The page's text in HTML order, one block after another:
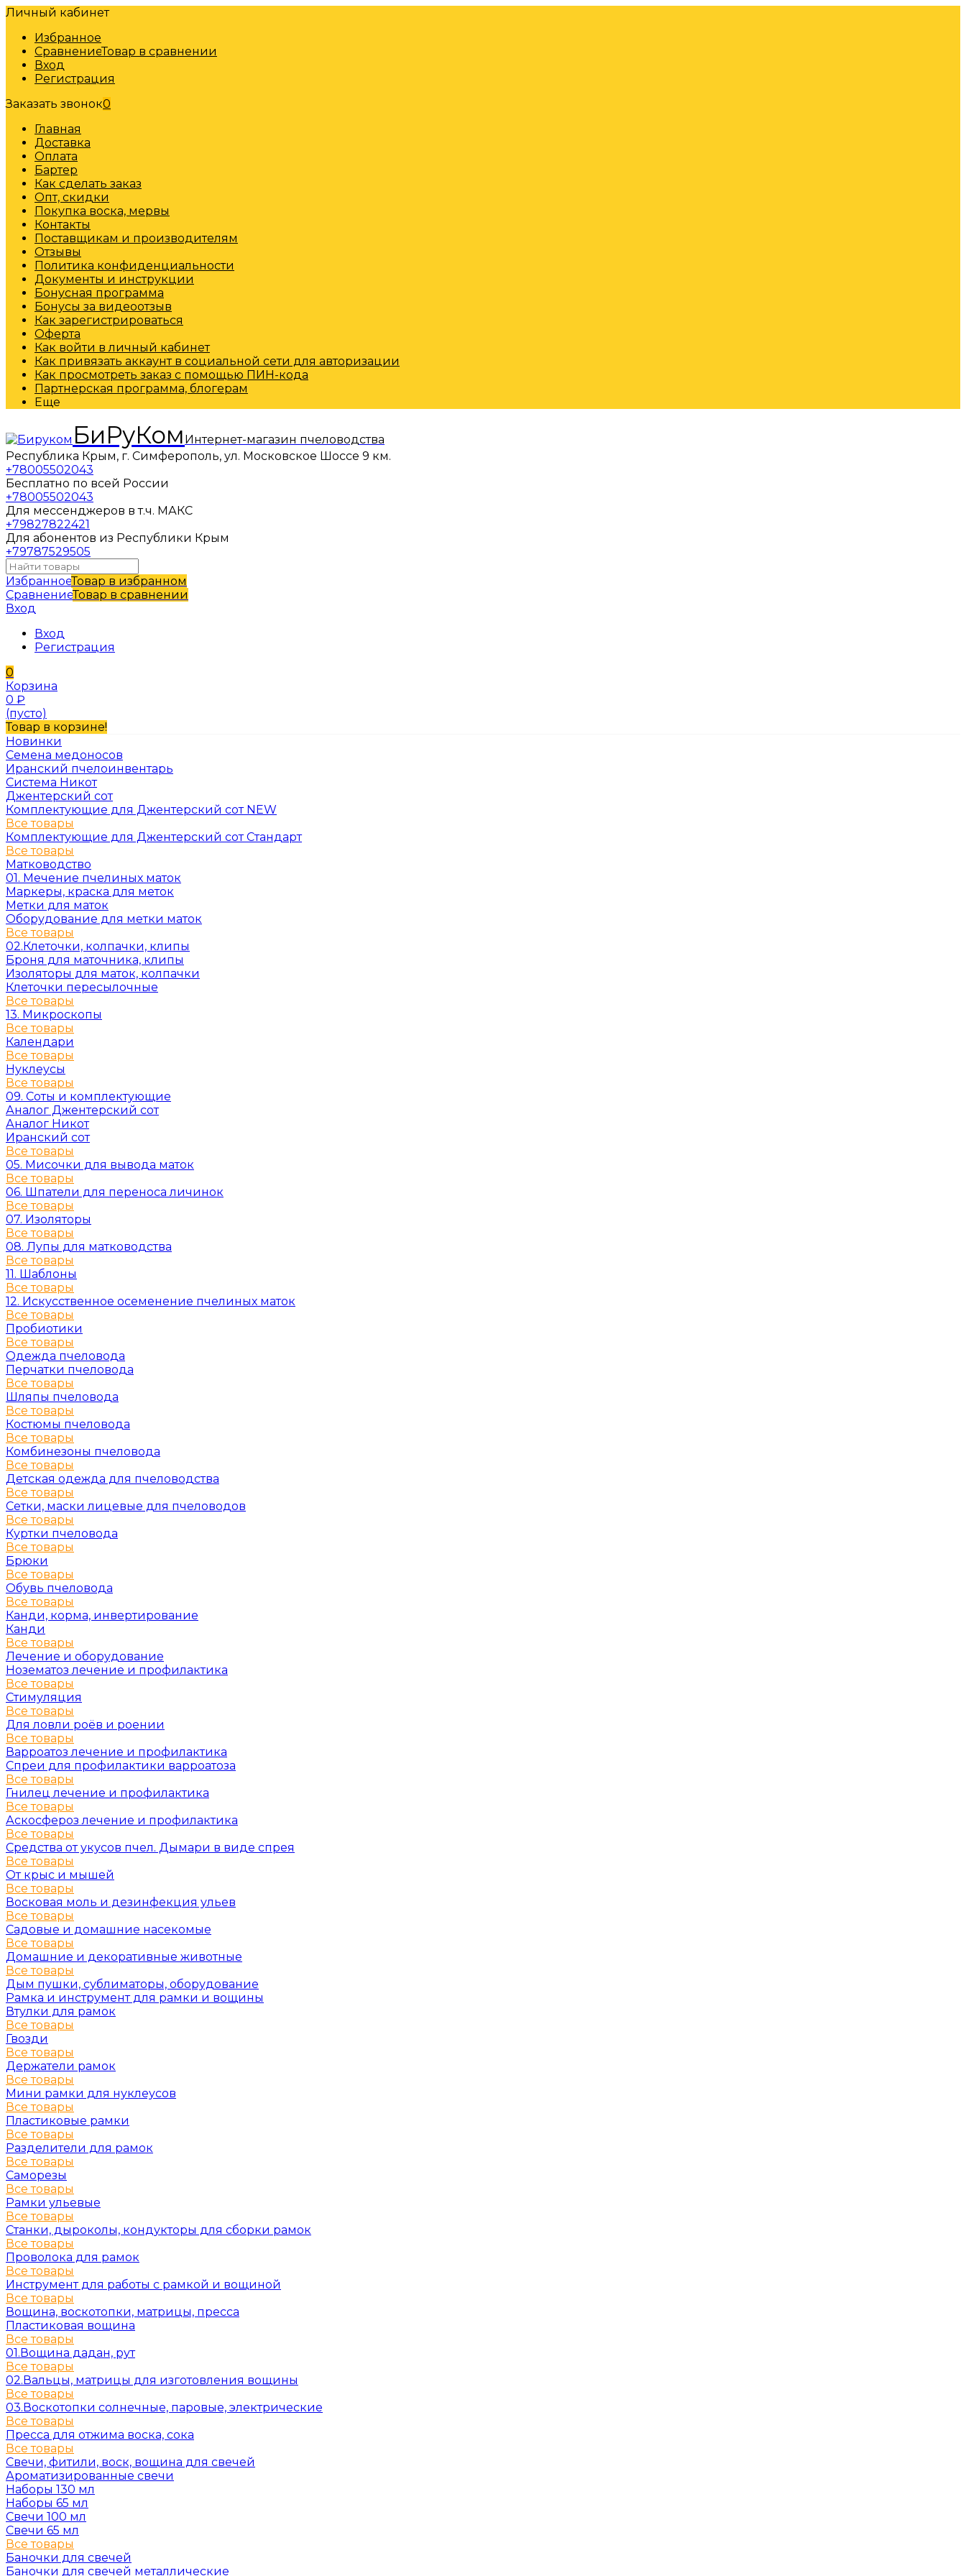
Личный кабинет
Избранное
СравнениеТовар в сравнении
Вход
Регистрация
Заказать звонок0
Главная
Доставка
Оплата
Бартер
Как сделать заказ
Опт, скидки
Покупка воска, мервы
Контакты
Поставщикам и производителям
Отзывы
Политика конфиденциальности
Документы и инструкции
Бонусная программа
Бонусы за видеоотзыв
Как зарегистрироваться
Оферта
Как войти в личный кабинет
Как привязать аккаунт в социальной сети для авторизации
Как просмотреть заказ с помощью ПИН-кода
Партнерская программа, блогерам
Еще
БиРуКом Интернет-магазин пчеловодства
Республика Крым, г. Симферополь, ул. Московское Шоссе 9 км.
+78005502043
Бесплатно по всей России
+78005502043
Для мессенджеров в т.ч. МАКС
+79827822421
Для абонентов из Республики Крым
+79787529505
ИзбранноеТовар в избранном
СравнениеТовар в сравнении
Вход
Вход
Регистрация
0
Корзина
0 ₽
(пусто)
Товар в корзине!
Новинки
Семена медоносов
Иранский пчелоинвентарь
Система Никот
Джентерский сот
Комплектующие для Джентерский сот NEW
Все товары
Комплектующие для Джентерский сот Стандарт
Все товары
Матководство
01. Мечение пчелиных маток
Маркеры, краска для меток
Метки для маток
Оборудование для метки маток
Все товары
02.Клеточки, колпачки, клипы
Броня для маточника, клипы
Изоляторы для маток, колпачки
Клеточки пересылочные
Все товары
13. Микроскопы
Все товары
Календари
Все товары
Нуклеусы
Все товары
09. Соты и комплектующие
Аналог Джентерский сот
Аналог Никот
Иранский сот
Все товары
05. Мисочки для вывода маток
Все товары
06. Шпатели для переноса личинок
Все товары
07. Изоляторы
Все товары
08. Лупы для матководства
Все товары
11. Шаблоны
Все товары
12. Искусственное осеменение пчелиных маток
Все товары
Пробиотики
Все товары
Одежда пчеловода
Перчатки пчеловода
Все товары
Шляпы пчеловода
Все товары
Костюмы пчеловода
Все товары
Комбинезоны пчеловода
Все товары
Детская одежда для пчеловодства
Все товары
Сетки, маски лицевые для пчеловодов
Все товары
Куртки пчеловода
Все товары
Брюки
Все товары
Обувь пчеловода
Все товары
Канди, корма, инвертирование
Канди
Все товары
Лечение и оборудование
Нозематоз лечение и профилактика
Все товары
Стимуляция
Все товары
Для ловли роёв и роении
Все товары
Варроатоз лечение и профилактика
Спреи для профилактики варроатоза
Все товары
Гнилец лечение и профилактика
Все товары
Аскосфероз лечение и профилактика
Все товары
Средства от укусов пчел. Дымари в виде спрея
Все товары
От крыс и мышей
Все товары
Восковая моль и дезинфекция ульев
Все товары
Садовые и домашние насекомые
Все товары
Домашние и декоративные животные
Все товары
Дым пушки, сублиматоры, оборудование
Рамка и инструмент для рамки и вощины
Втулки для рамок
Все товары
Гвозди
Все товары
Держатели рамок
Все товары
Мини рамки для нуклеусов
Все товары
Пластиковые рамки
Все товары
Разделители для рамок
Все товары
Саморезы
Все товары
Рамки ульевые
Все товары
Станки, дыроколы, кондукторы для сборки рамок
Все товары
Проволока для рамок
Все товары
Инструмент для работы с рамкой и вощиной
Все товары
Вощина, воскотопки, матрицы, пресса
Пластиковая вощина
Все товары
01.Вощина дадан, рут
Все товары
02.Вальцы, матрицы для изготовления вощины
Все товары
03.Воскотопки солнечные, паровые, электрические
Все товары
Пресса для отжима воска, сока
Все товары
Свечи, фитили, воск, вощина для свечей
Ароматизированные свечи
Наборы 130 мл
Наборы 65 мл
Свечи 100 мл
Свечи 65 мл
Все товары
Баночки для свечей
Баночки для свечей металлические